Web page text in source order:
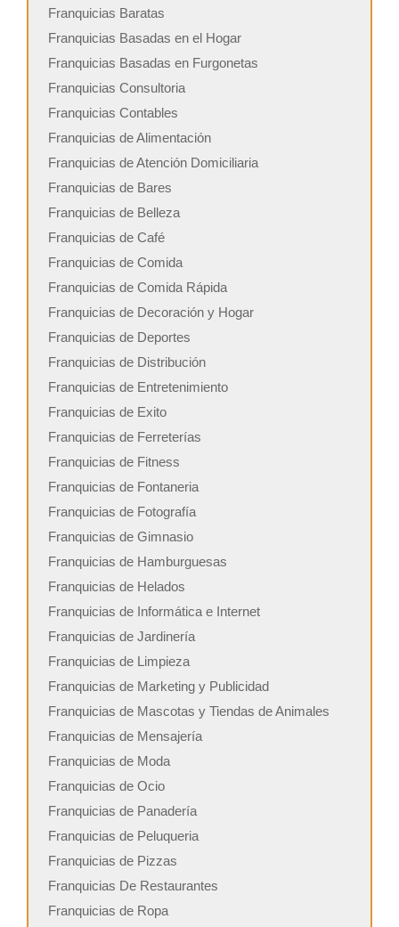
Franquicias Baratas
Franquicias Basadas en el Hogar
Franquicias Basadas en Furgonetas
Franquicias Consultoria
Franquicias Contables
Franquicias de Alimentación
Franquicias de Atención Domiciliaria
Franquicias de Bares
Franquicias de Belleza
Franquicias de Café
Franquicias de Comida
Franquicias de Comida Rápida
Franquicias de Decoración y Hogar
Franquicias de Deportes
Franquicias de Distribución
Franquicias de Entretenimiento
Franquicias de Exito
Franquicias de Ferreterías
Franquicias de Fitness
Franquicias de Fontaneria
Franquicias de Fotografía
Franquicias de Gimnasio
Franquicias de Hamburguesas
Franquicias de Helados
Franquicias de Informática e Internet
Franquicias de Jardinería
Franquicias de Limpieza
Franquicias de Marketing y Publicidad
Franquicias de Mascotas y Tiendas de Animales
Franquicias de Mensajería
Franquicias de Moda
Franquicias de Ocio
Franquicias de Panadería
Franquicias de Peluqueria
Franquicias de Pizzas
Franquicias De Restaurantes
Franquicias de Ropa